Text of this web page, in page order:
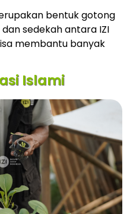
bentuk gotong
sedekah antara IZI
membantu banyak
Islami